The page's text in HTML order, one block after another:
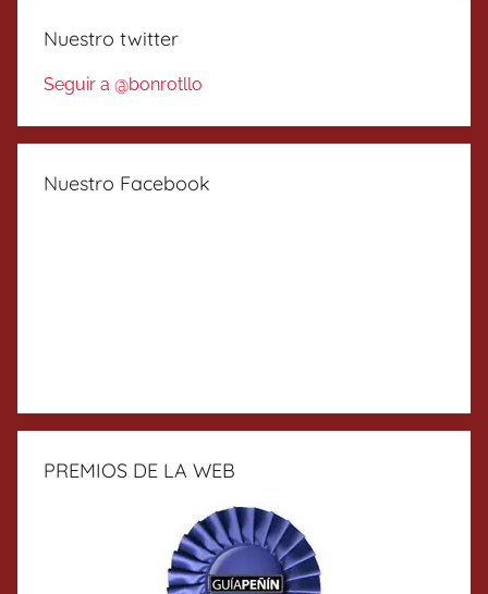
Nuestro twitter
Seguir a @bonrotllo
Nuestro Facebook
PREMIOS DE LA WEB